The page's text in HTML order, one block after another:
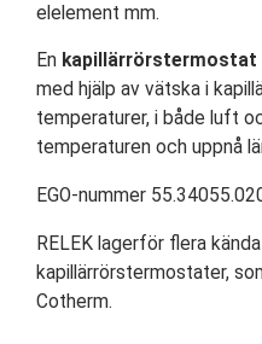
elelement mm.
En kapillärrörstermostat
med hjälp av vätska i
temperaturer, i både luft
temperaturen och uppnå
EGO-nummer
RELEK lagerför flera
kapillärrörstermostater,
Cotherm.